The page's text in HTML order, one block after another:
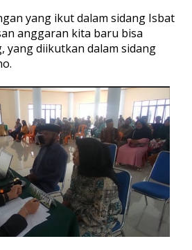
yang ikut dalam sidang Isbat
anggaran kita baru bisa
yang diikutkan dalam sidang